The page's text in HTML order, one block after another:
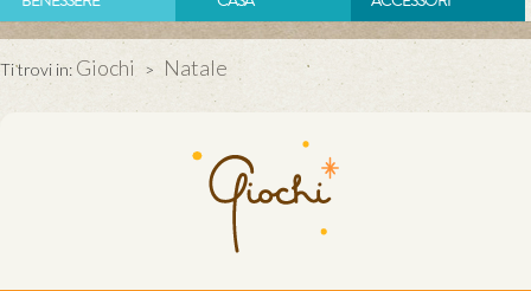
Ti trovi in: Giochi > Natale